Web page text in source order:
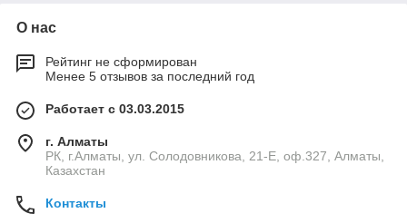
О нас
Рейтинг не сформирован
Менее 5 отзывов за последний год
Работает с 03.03.2015
г. Алматы
РК, г.Алматы, ул. Солодовникова, 21-Е, оф.327, Алматы,
Казахстан
Контакты